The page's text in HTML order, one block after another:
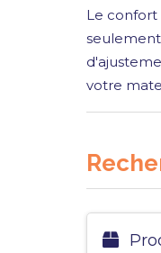
Le confort
votre